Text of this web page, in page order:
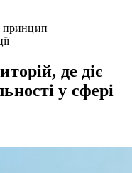
принцип
де діє
у сфері